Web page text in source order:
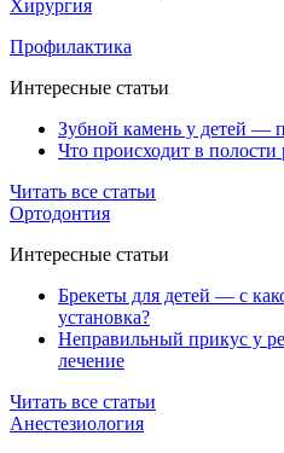
Хирургия
Профилактика
Интересные статьи
Зубной камень у детей —
Что происходит в полости
Читать все статьи
Ортодонтия
Интересные статьи
Брекеты для детей — с
установка?
Неправильный прикус у
лечение
Читать все статьи
Анестезиология